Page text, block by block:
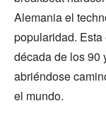
Alemania el
popularidad.
década de los 90
abriéndose
el mundo.